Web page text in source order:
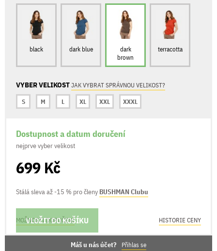
black dark blue
dark
brown
terracotta
VYBER VELIKOSTJAK VYBRAT SPRÁVNOU VELIKOST?
S
M L XL XXL XXXL
Dostupnost a datum doručení
nejprve vyber velikost
699 Kč
Stálá sleva až -15 % pro členy BUSHMAN Clubu
VLOŽIT DO KOŠÍKU
MOŽNOSTI DORUČENÍ HISTORIE CENY
Máš u nás účet? Přihlas se